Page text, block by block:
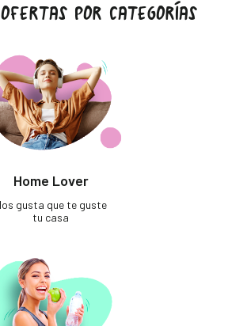
POR CATEGORÍAS
Home Lover
gusta que te guste
tu casa